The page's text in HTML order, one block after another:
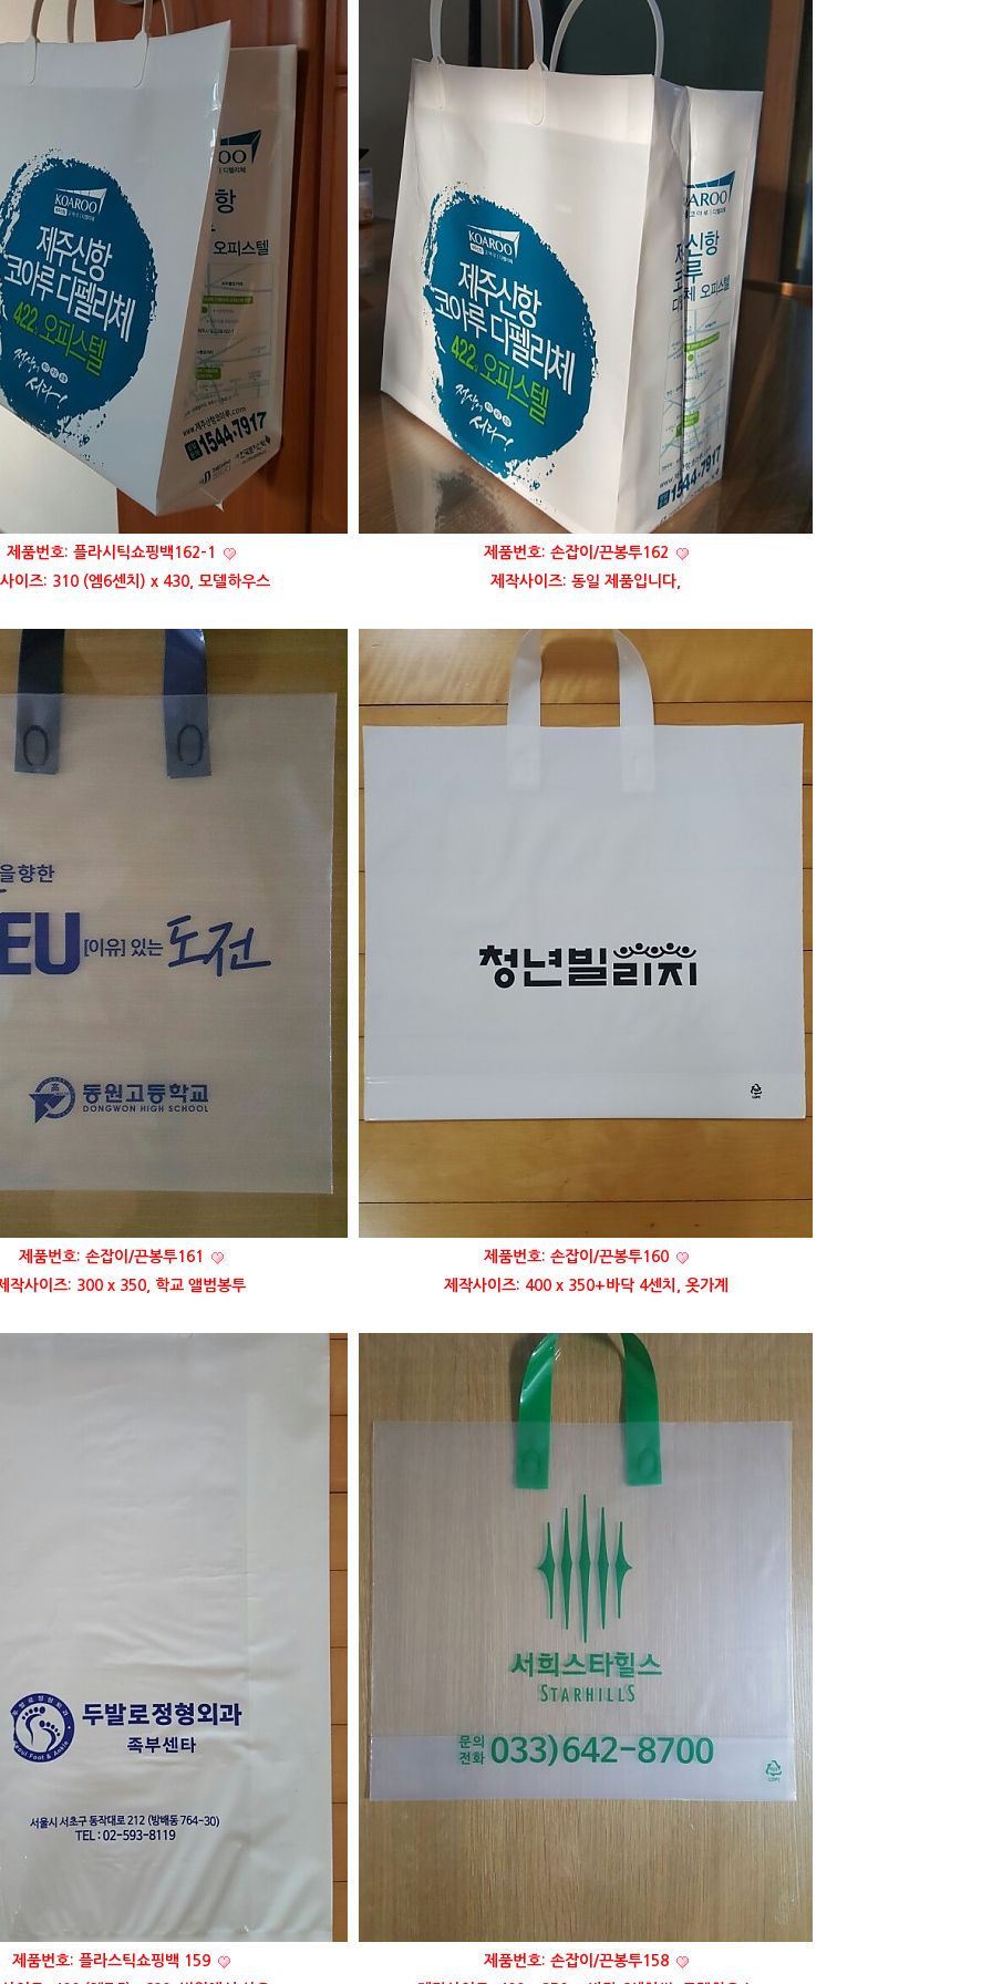
제품번호: 플라시틱쇼핑백162-1
이즈: 310 (엠6센치) x 430, 모델하우스
제품번호: 손잡이/끈봉투162
제작사이즈: 동일 제품입니다,
제품번호: 손잡이/끈봉투161
작사이즈: 300 x 350, 학교 앨범봉투
제품번호: 손잡이/끈봉투160
제작사이즈: 400 x 350+바닥 4센치, 옷가계
제품번호: 플라스틱쇼핑백 159
제품번호: 손잡이/끈봉투158